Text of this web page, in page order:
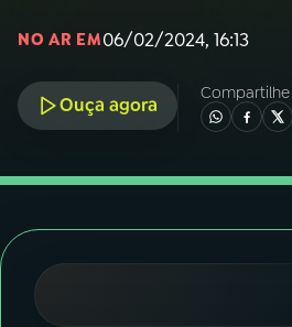
05 PODCASTS
NO AR EM06/02/2024, 16:13
Ouça agora
Compartilhe